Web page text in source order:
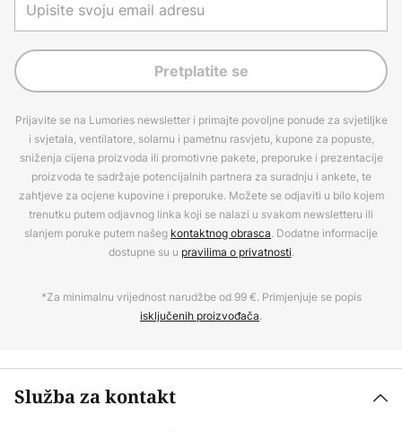
Pretplatite se
Prijavite se na Lumories newsletter i primajte povoljne ponude za svjetiljke
i svjetala, ventilatore, solarnu i pametnu rasvjetu, kupone za popuste,
sniženja cijena proizvoda ili promotivne pakete, preporuke i prezentacije
proizvoda te sadržaje potencijalnih partnera za suradnju i ankete, te
zahtjeve za ocjene kupovine i preporuke. Možete se odjaviti u bilo kojem
trenutku putem odjavnog linka koji se nalazi u svakom newsletteru ili
slanjem poruke putem našeg kontaktnog obrasca. Dodatne informacije
dostupne su u pravilima o privatnosti.
*Za minimalnu vrijednost narudžbe od 99 €. Primjenjuje se popis
isključenih proizvođača.
Služba za kontakt